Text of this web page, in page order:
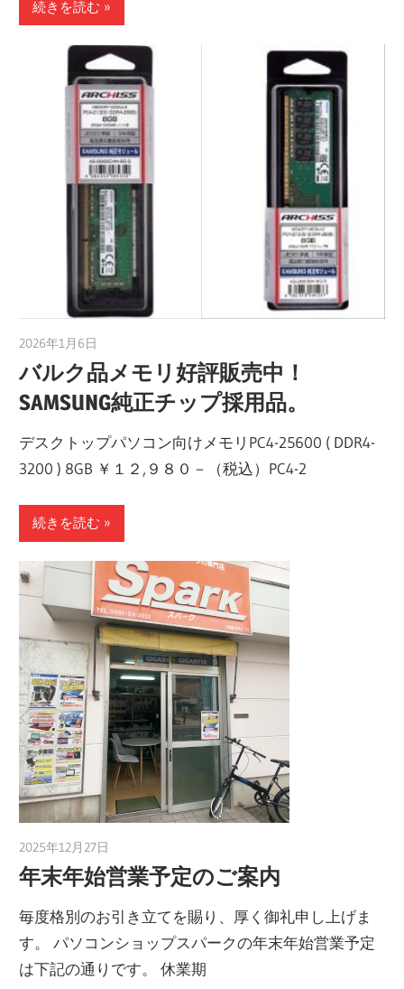
続きを読む
2026年1月6日
バルク品メモリ好評販売中！
SAMSUNG純正チップ採用品。
デスクトップパソコン向けメモリPC4-25600 ( DDR4-
3200 ) 8GB ￥１２,９８０－（税込）PC4-2
続きを読む
2025年12月27日
年末年始営業予定のご案内
毎度格別のお引き立てを賜り、厚く御礼申し上げま
す。 パソコンショップスパークの年末年始営業予定
は下記の通りです。 休業期